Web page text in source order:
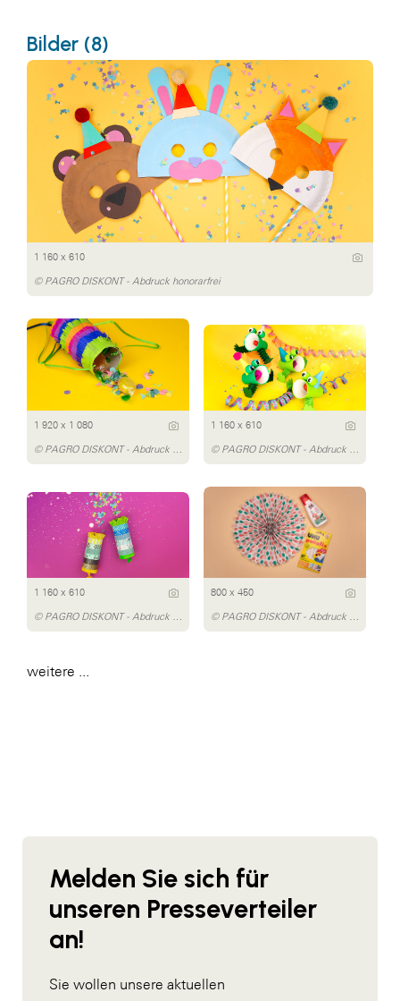
Bilder (8)
1 160 x 610
© PAGRO DISKONT - Abdruck honorarfrei
1 920 x 1 080 1 160 x 610
1 160 x 610 800 x 450
weitere ...
Melden Sie sich für
unseren Presseverteiler
an!
Sie wollen unsere aktuellen